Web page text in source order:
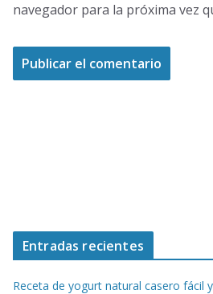
navegador para la próxima vez
Entradas recientes
Receta de yogurt natural casero fácil